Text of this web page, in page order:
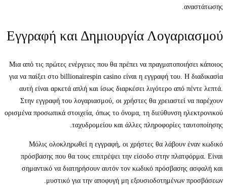
αναστάτωσης.
Εγγραφή και Δημιουργία Λογαριασμού
Μια από τις πρώτες ενέργειες που θα πρέπει να πραγματοποιήσει κάποιος
για να παίξει στο billionairespin casino είναι η εγγραφή του. Η διαδικασία
αυτή είναι αρκετά απλή και ίσως διαρκέσει λιγότερο από πέντε λεπτά.
Στην εγγραφή του λογαριασμού, οι χρήστες θα χρειαστεί να παρέχουν
ορισμένα προσωπικά στοιχεία, όπως το όνομα, τη διεύθυνση ηλεκτρονικού
ταχυδρομείου και άλλες πληροφορίες ταυτοποίησης.
Μόλις ολοκληρωθεί η εγγραφή, οι χρήστες θα λάβουν έναν κωδικό
πρόσβασης που θα τους επιτρέψει την είσοδο στην πλατφόρμα. Είναι
σημαντικό να διατηρήσουν αυτόν τον κωδικό πρόσβασης ασφαλή και
μυστικό για την αποφυγή μη εξουσιοδοτημένων προσβάσεων.